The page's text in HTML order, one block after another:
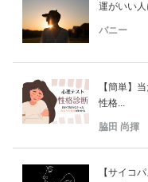
運がいい
バニー
【簡単】
性格...
脇田 尚揮
【サイコ